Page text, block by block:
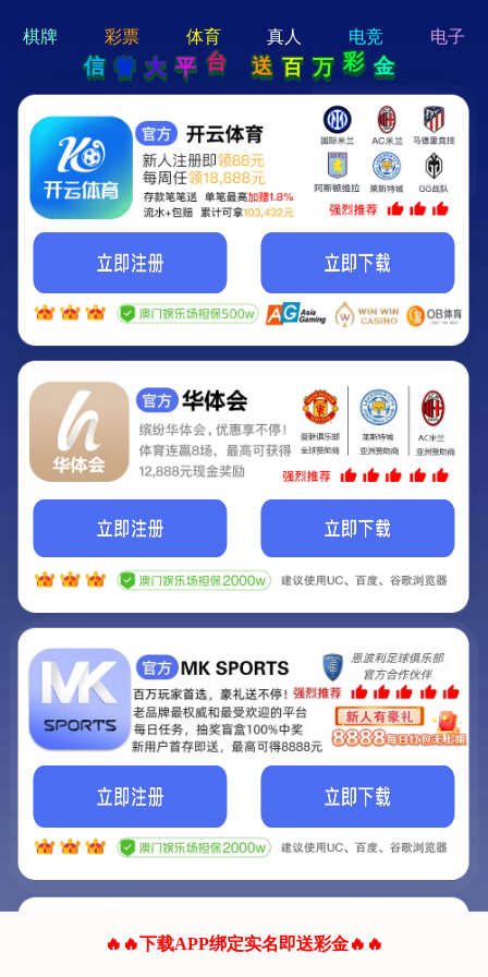
hi 💗
Hey Guys!
我们即将上线啦...
我们的网站正在建设.
它将是非常棒的网站.
联系我们!